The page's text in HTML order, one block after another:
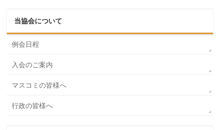
当協会について
例会日程
入会のご案内
マスコミの皆様へ
行政の皆様へ